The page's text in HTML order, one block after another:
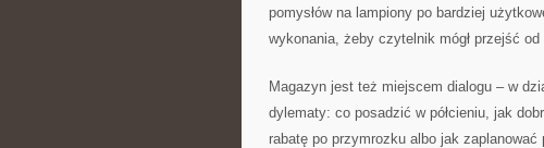
pomysłów na lampiony po bardziej
wykonania, żeby czytelnik mógł przejść
Magazyn jest też miejscem dialogu – w
dylematy: co posadzić w półcieniu, jak
rabatę po przymrozku albo jak